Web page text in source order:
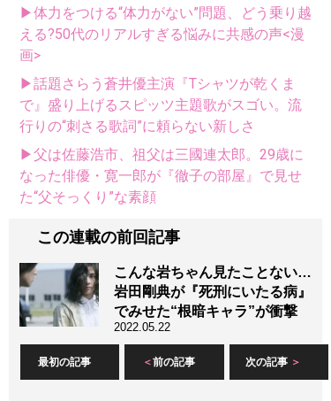
▶体力をつける“体力がない”問題、どう乗り越
える?50代のリアルすぎる悩みに共感の声<漫
画>
▶話題さらう蒼井優主演『Tシャツが乾くま
で』盛り上げるスピッツ主題歌がスゴい。流
行りの“刺さる歌詞”に頼らない新しさ
▶父は佐藤浩市、祖父は三國連太郎。29歳に
なった俳優・寛一郎が『徹子の部屋』で見せ
た“父そっくり”な素顔
この連載の前回記事
こんな岩ちゃん見たことない…
岩田剛典が『死刑にいたる病』
でみせた“根暗キャラ”が衝撃
2022.05.22
最初の記事 前の記事 次の記事